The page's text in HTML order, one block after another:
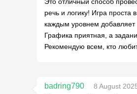
речь и логику! Игра проста
каждым уровнем добавляет
Графика приятная, а
Рекомендую всем, кто
badring790
8 August